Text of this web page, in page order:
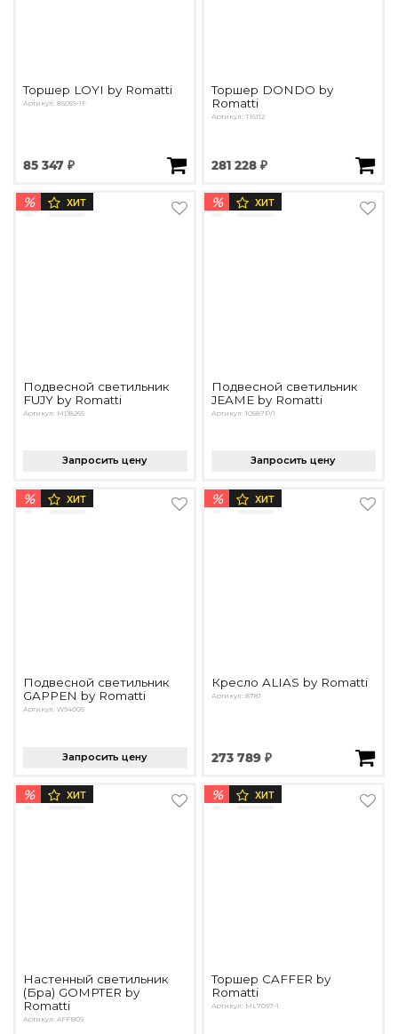
Торшер LOYI by Romatti
Артикул: 85059-1F
85 347 ₽
Торшер DONDO by
Romatti
Артикул: T16112
281 228 ₽
% ХИТ
Подвесной светильник
FUJY by Romatti
Артикул: MD8265
Запросить цену
% ХИТ
Подвесной светильник
JEAME by Romatti
Артикул: 10587P/1
Запросить цену
% ХИТ
Подвесной светильник
GAPPEN by Romatti
Артикул: W94005
Запросить цену
% ХИТ
Кресло ALIAS by Romatti
Артикул: 8781
273 789 ₽
% ХИТ
Настенный светильник
(Бра) GOMPTER by
Romatti
Артикул: AFFB09
% ХИТ
Торшер CAFFER by
Romatti
Артикул: ML7097-1